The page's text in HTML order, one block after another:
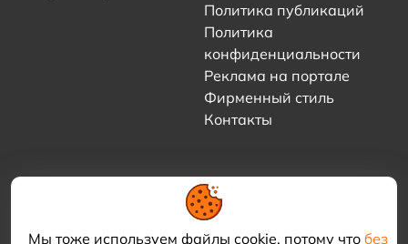
Мы тоже используем файлы cookie, потому что без
Политика публикаций
Политика
конфиденциальности
Реклама на портале
Фирменный стиль
Контакты